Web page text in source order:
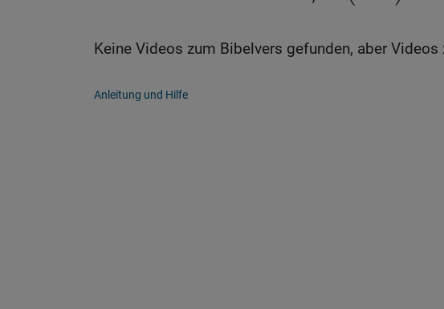
Keine Videos zum Bibelvers gefunden, aber Videos
Anleitung und Hilfe